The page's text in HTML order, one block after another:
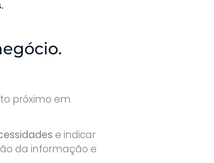
próximo em
e indicar
da informação e